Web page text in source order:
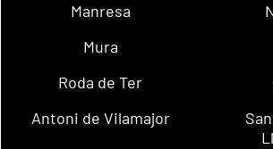
Manresa
Mura
Roda de Ter
Antoni de Vilamajor